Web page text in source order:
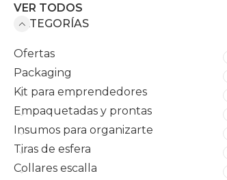
VER TODOS
CATEGORÍAS
Ofertas
Packaging
Kit para emprendedores
Empaquetadas y prontas
Insumos para organizarte
Tiras de esfera
Collares escalla